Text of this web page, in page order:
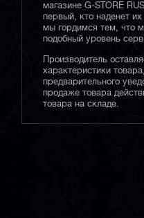
магазине G-STORE
первый, кто наденет
мы гордимся тем, что
подобный уровень
Производитель
характеристики
предварительного
продаже товара
товара на складе.